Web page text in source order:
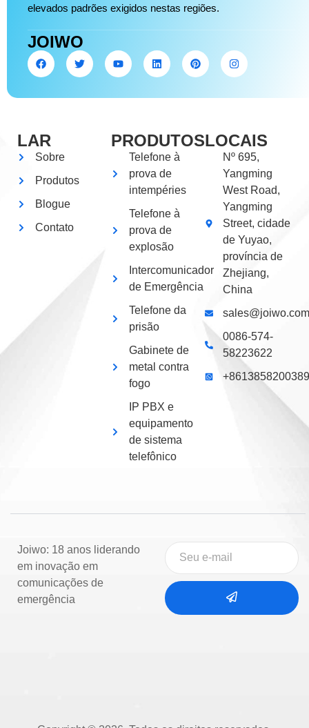
elevados padrões exigidos nestas regiões.
JOIWO
LAR
Sobre
Produtos
Blogue
Contato
PRODUTOS
Telefone à
prova de
intempéries
Telefone à
prova de
explosão
Intercomunicador
de Emergência
Telefone da
prisão
Gabinete de
metal contra
fogo
IP PBX e
equipamento
de sistema
telefônico
LOCAIS
Nº 695,
Yangming
West Road,
Yangming
Street, cidade
de Yuyao,
província de
Zhejiang,
China
sales@joiwo.com
0086-574-
58223622
+8613858200389
Joiwo: 18 anos liderando
em inovação em
comunicações de
emergência